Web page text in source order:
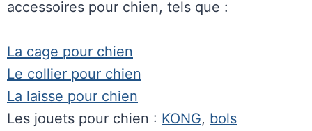
accessoires pour chien, tels que :
La cage pour chien
Le collier pour chien
La laisse pour chien
Les jouets pour chien : KONG, bols